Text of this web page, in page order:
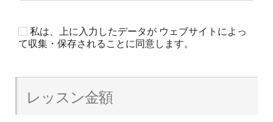
私は、上に入力したデータが ウェブサイトによっ
て収集・保存されることに同意します。
レッスン金額